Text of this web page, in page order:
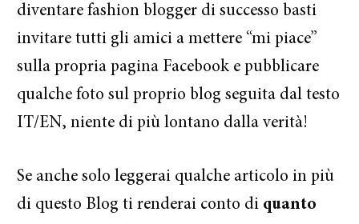
diventare fashion blogger di successo basti
invitare tutti gli amici a mettere “mi piace”
sulla propria pagina Facebook e pubblicare
qualche foto sul proprio blog seguita dal testo
IT/EN, niente di più lontano dalla verità!
Se anche solo leggerai qualche articolo in più
di questo Blog ti renderai conto di quanto